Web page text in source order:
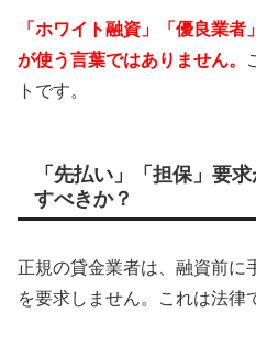
「ホワイト融資」「優良業
が使う言葉ではありません。
トです。
「先払い」「担保」要
すべきか？
正規の貸金業者は、融資前に
を要求しません。これは法律